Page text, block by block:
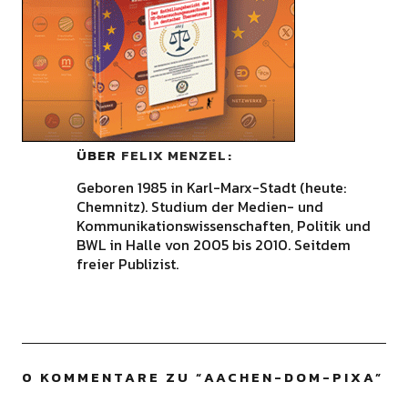
ÜBER FELIX MENZEL
Geboren 1985 in Karl-Marx-Stadt (heute:
Chemnitz). Studium der Medien- und
Kommunikationswissenschaften, Politik und
BWL in Halle von 2005 bis 2010. Seitdem
freier Publizist.
0 KOMMENTARE ZU “AACHEN-DOM-PIXA”